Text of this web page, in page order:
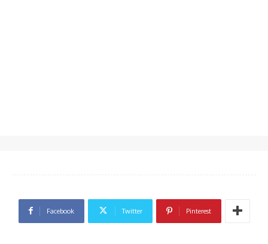
Facebook Twitter Pinterest